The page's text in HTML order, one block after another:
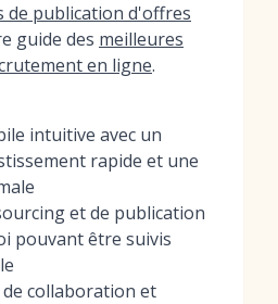
de publication d'offres
guide des meilleures
en ligne.
intuitive avec un
rapide et une
et de publication
pouvant être suivis
collaboration et